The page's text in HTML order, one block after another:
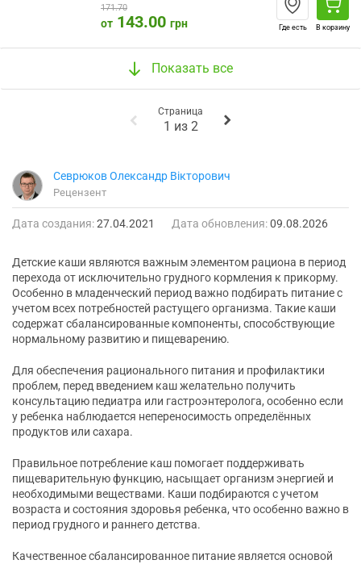
171.70
от 143.00 грн Где есть В корзину
Показать все
Страница
1 из 2
Севрюков Олександр Вікторович
Рецензент
Дата создания:27.04.2021 Дата обновления:09.08.2026
Детские каши являются важным элементом рациона в период
перехода от исключительно грудного кормления к прикорму.
Особенно в младенческий период важно подбирать питание с
учетом всех потребностей растущего организма. Такие каши
содержат сбалансированные компоненты, способствующие
нормальному развитию и пищеварению.
Для обеспечения рационального питания и профилактики
проблем, перед введением каш желательно получить
консультацию педиатра или гастроэнтеролога, особенно если
у ребенка наблюдается непереносимость определённых
продуктов или сахара.
Правильное потребление каш помогает поддерживать
пищеварительную функцию, насыщает организм энергией и
необходимыми веществами. Каши подбираются с учетом
возраста и состояния здоровья ребенка, что особенно важно в
период грудного и раннего детства.
Качественное сбалансированное питание является основой